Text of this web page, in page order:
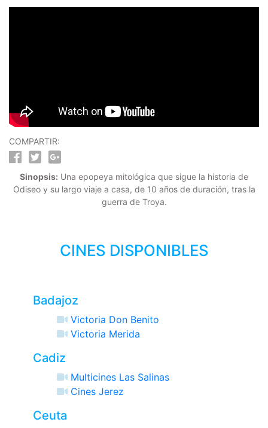
COMPARTIR:
Sinopsis: Una epopeya mitológica que sigue la historia de
Odiseo y su largo viaje a casa, de 10 años de duración, tras la
guerra de Troya.
CINES DISPONIBLES
Badajoz
Victoria Don Benito
Victoria Merida
Cadiz
Multicines Las Salinas
Cines Jerez
Ceuta